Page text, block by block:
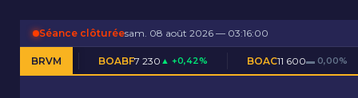
Séance clôturéesam. 08 août 2026 — 03:16:01
BRVM
BOABF7 230 ▲ +0,42% BOAC11 600 ▬ 0,00% BOAM5